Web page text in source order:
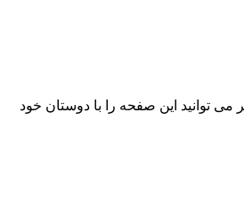
می توانید این صفحه را با دوستان خود